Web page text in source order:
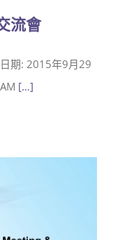
流會
期: 2015年9月29
[…]